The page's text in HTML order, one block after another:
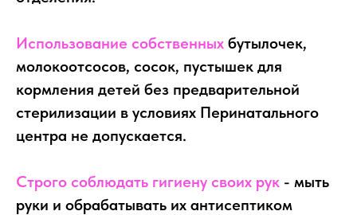
Использование собственных бутылочек,
молокоотсосов, сосок, пустышек для
кормления детей без предварительной
стерилизации в условиях Перинатального
центра не допускается.
Строго соблюдать гигиену своих рук - мыть
руки и обрабатывать их антисептиком